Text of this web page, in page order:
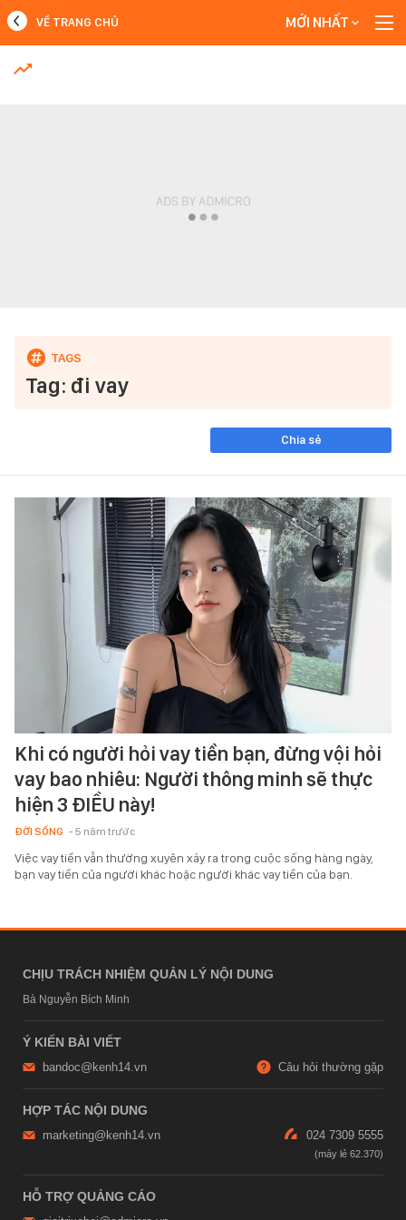
MỚI NHẤT
VỀ TRANG CHỦ MỚI NHẤT
Tag: đi vay
Chia sẻ
Khi có người hỏi vay tiền bạn, đừng vội hỏi
vay bao nhiêu: Người thông minh sẽ thực
hiện 3 ĐIỀU này!
ĐỜI SỐNG - 5 năm trước
Việc vay tiền vẫn thường xuyên xảy ra trong cuộc sống hàng ngày,
bạn vay tiền của người khác hoặc người khác vay tiền của bạn.
CHỊU TRÁCH NHIỆM QUẢN LÝ NỘI DUNG
Bà Nguyễn Bích Minh
Ý KIẾN BÀI VIẾT
bandoc@kenh14.vn Câu hỏi thường gặp
HỢP TÁC NỘI DUNG
marketing@kenh14.vn 024 7309 5555
HỖ TRỢ QUẢNG CÁO